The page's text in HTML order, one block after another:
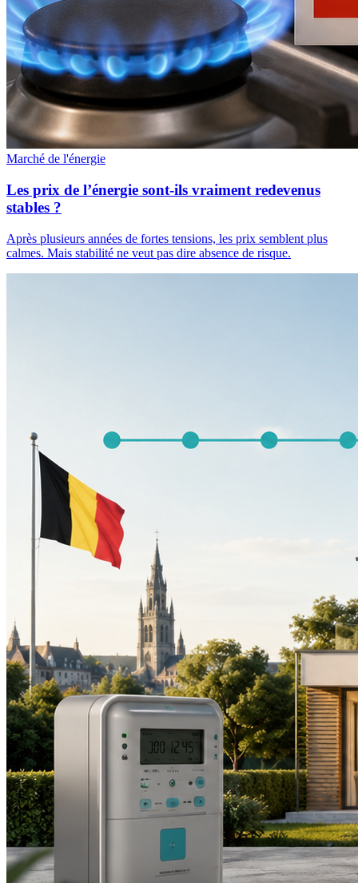
Marché de l'énergie
Les prix de l’énergie sont-ils vraiment redevenus
stables ?
Après plusieurs années de fortes tensions, les prix semblent plus
calmes. Mais stabilité ne veut pas dire absence de risque.